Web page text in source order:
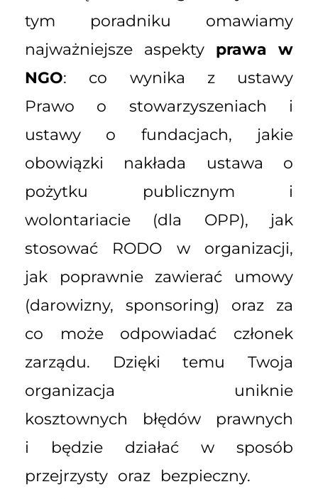
tym poradniku omawiamy
najważniejsze aspekty prawa w
NGO: co wynika z ustawy
Prawo o stowarzyszeniach i
ustawy o fundacjach, jakie
obowiązki nakłada ustawa o
pożytku publicznym i
wolontariacie (dla OPP), jak
stosować RODO w organizacji,
jak poprawnie zawierać umowy
(darowizny, sponsoring) oraz za
co może odpowiadać członek
zarządu. Dzięki temu Twoja
organizacja uniknie
kosztownych błędów prawnych
i będzie działać w sposób
przejrzysty oraz bezpieczny.